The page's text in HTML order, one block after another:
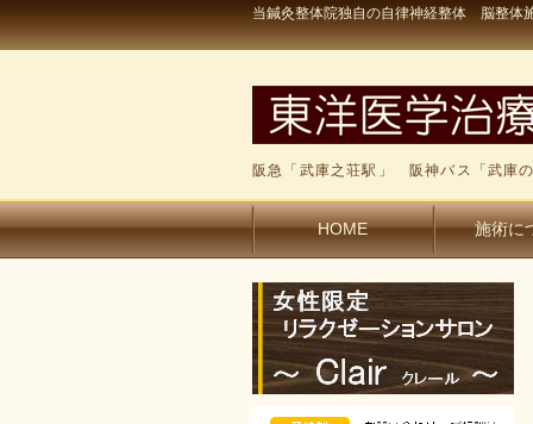
当鍼灸整体院独自の自律神経整体 脳整
阪急「武庫之荘駅」 阪神バス「武庫
HOME 施術に